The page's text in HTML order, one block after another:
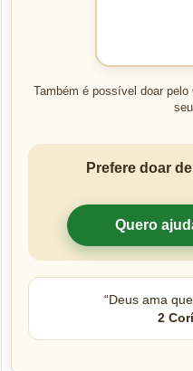
Também é possível doar
Prefere doar
Quero
“Deus ama
2